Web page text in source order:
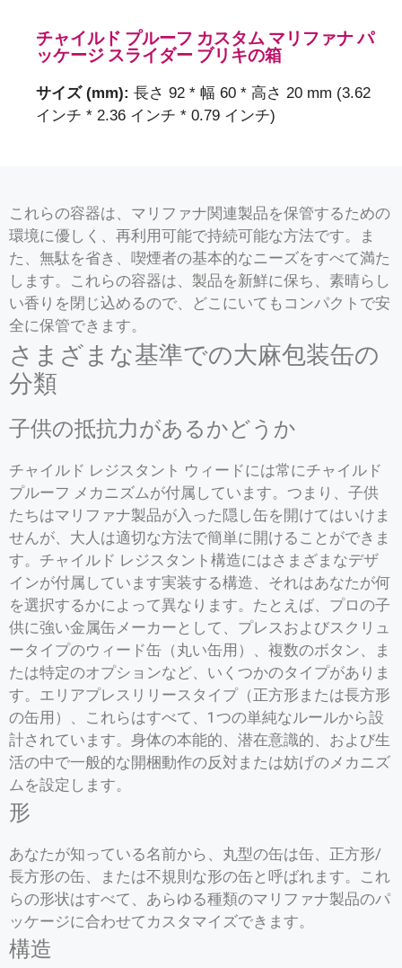
チャイルド プルーフ カスタム マリファナ パ
ッケージ スライダー ブリキの箱
サイズ (mm): 長さ 92 * 幅 60 * 高さ 20 mm (3.62
インチ * 2.36 インチ * 0.79 インチ)
これらの容器は、マリファナ関連製品を保管するための
環境に優しく、再利用可能で持続可能な方法です。ま
た、無駄を省き、喫煙者の基本的なニーズをすべて満た
します。これらの容器は、製品を新鮮に保ち、素晴らし
い香りを閉じ込めるので、どこにいてもコンパクトで安
全に保管できます。
さまざまな基準での大麻包装缶の
分類
子供の抵抗力があるかどうか
チャイルド レジスタント ウィードには常にチャイルド
プルーフ メカニズムが付属しています。つまり、子供
たちはマリファナ製品が入った隠し缶を開けてはいけま
せんが、大人は適切な方法で簡単に開けることができま
す。チャイルド レジスタント構造にはさまざまなデザ
インが付属しています実装する構造、それはあなたが何
を選択するかによって異なります。たとえば、プロの子
供に強い金属缶メーカーとして、プレスおよびスクリュ
ータイプのウィード缶（丸い缶用）、複数のボタン、ま
たは特定のオプションなど、いくつかのタイプがありま
す。エリアプレスリリースタイプ（正方形または長方形
の缶用）、これらはすべて、1つの単純なルールから設
計されています。身体の本能的、潜在意識的、および生
活の中で一般的な開梱動作の反対または妨げのメカニズ
ムを設定します。
形
あなたが知っている名前から、丸型の缶は缶、正方形/
長方形の缶、または不規則な形の缶と呼ばれます。これ
らの形状はすべて、あらゆる種類のマリファナ製品のパ
ッケージに合わせてカスタマイズできます。
構造